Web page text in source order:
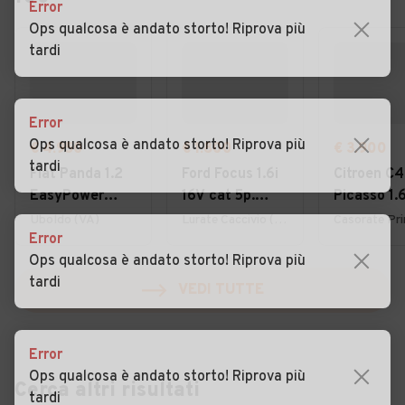
€ 4.950
Fiat Panda 1.2
EasyPower
Lounge
€ 1.800
16V cat 5p.
Ambiente
€ 3.900
Citroen C4
Picasso
7posti
Cerca altri risultati
Error
Ops qualcosa è andato storto! Riprova più
tardi
Error
Ops qualcosa è andato storto! Riprova più
tardi
Error
Ops qualcosa è andato storto! Riprova più
tardi
Error
Ops qualcosa è andato storto! Riprova più
tardi